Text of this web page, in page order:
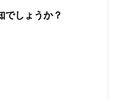
でしょうか？